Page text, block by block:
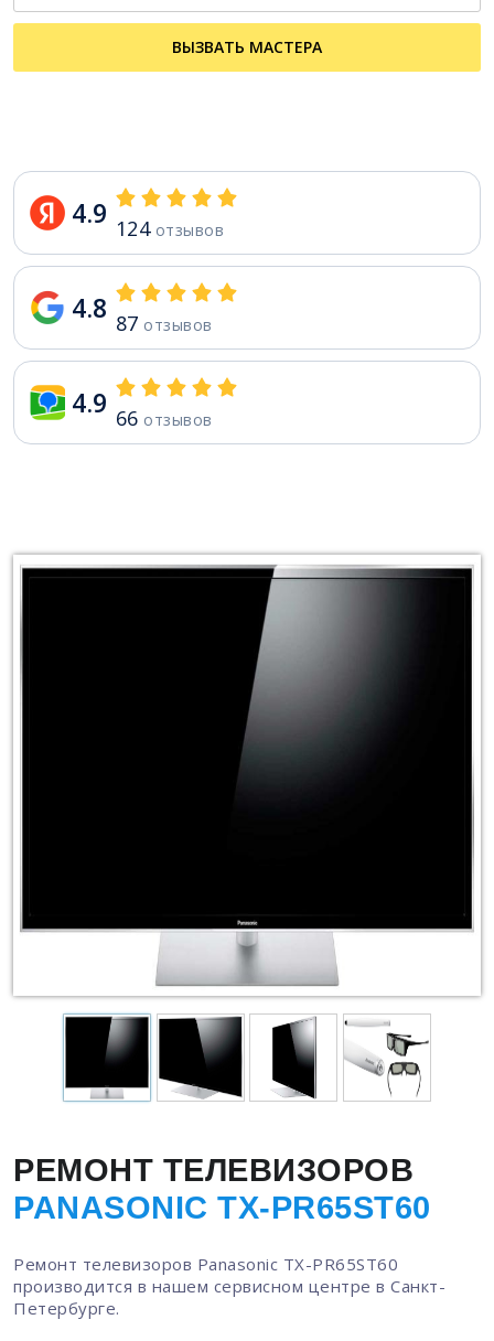
ВЫЗВАТЬ МАСТЕРА
4.9 124отзывов
4.8 87 отзывов
4.9 66 отзывов
РЕМОНТ ТЕЛЕВИЗОРОВ
PANASONIC TX-PR65ST60
Ремонт телевизоров Panasonic TX-PR65ST60
производится в нашем сервисном центре в Санкт-
Петербурге.